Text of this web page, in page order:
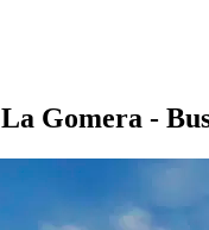
La Gomera -